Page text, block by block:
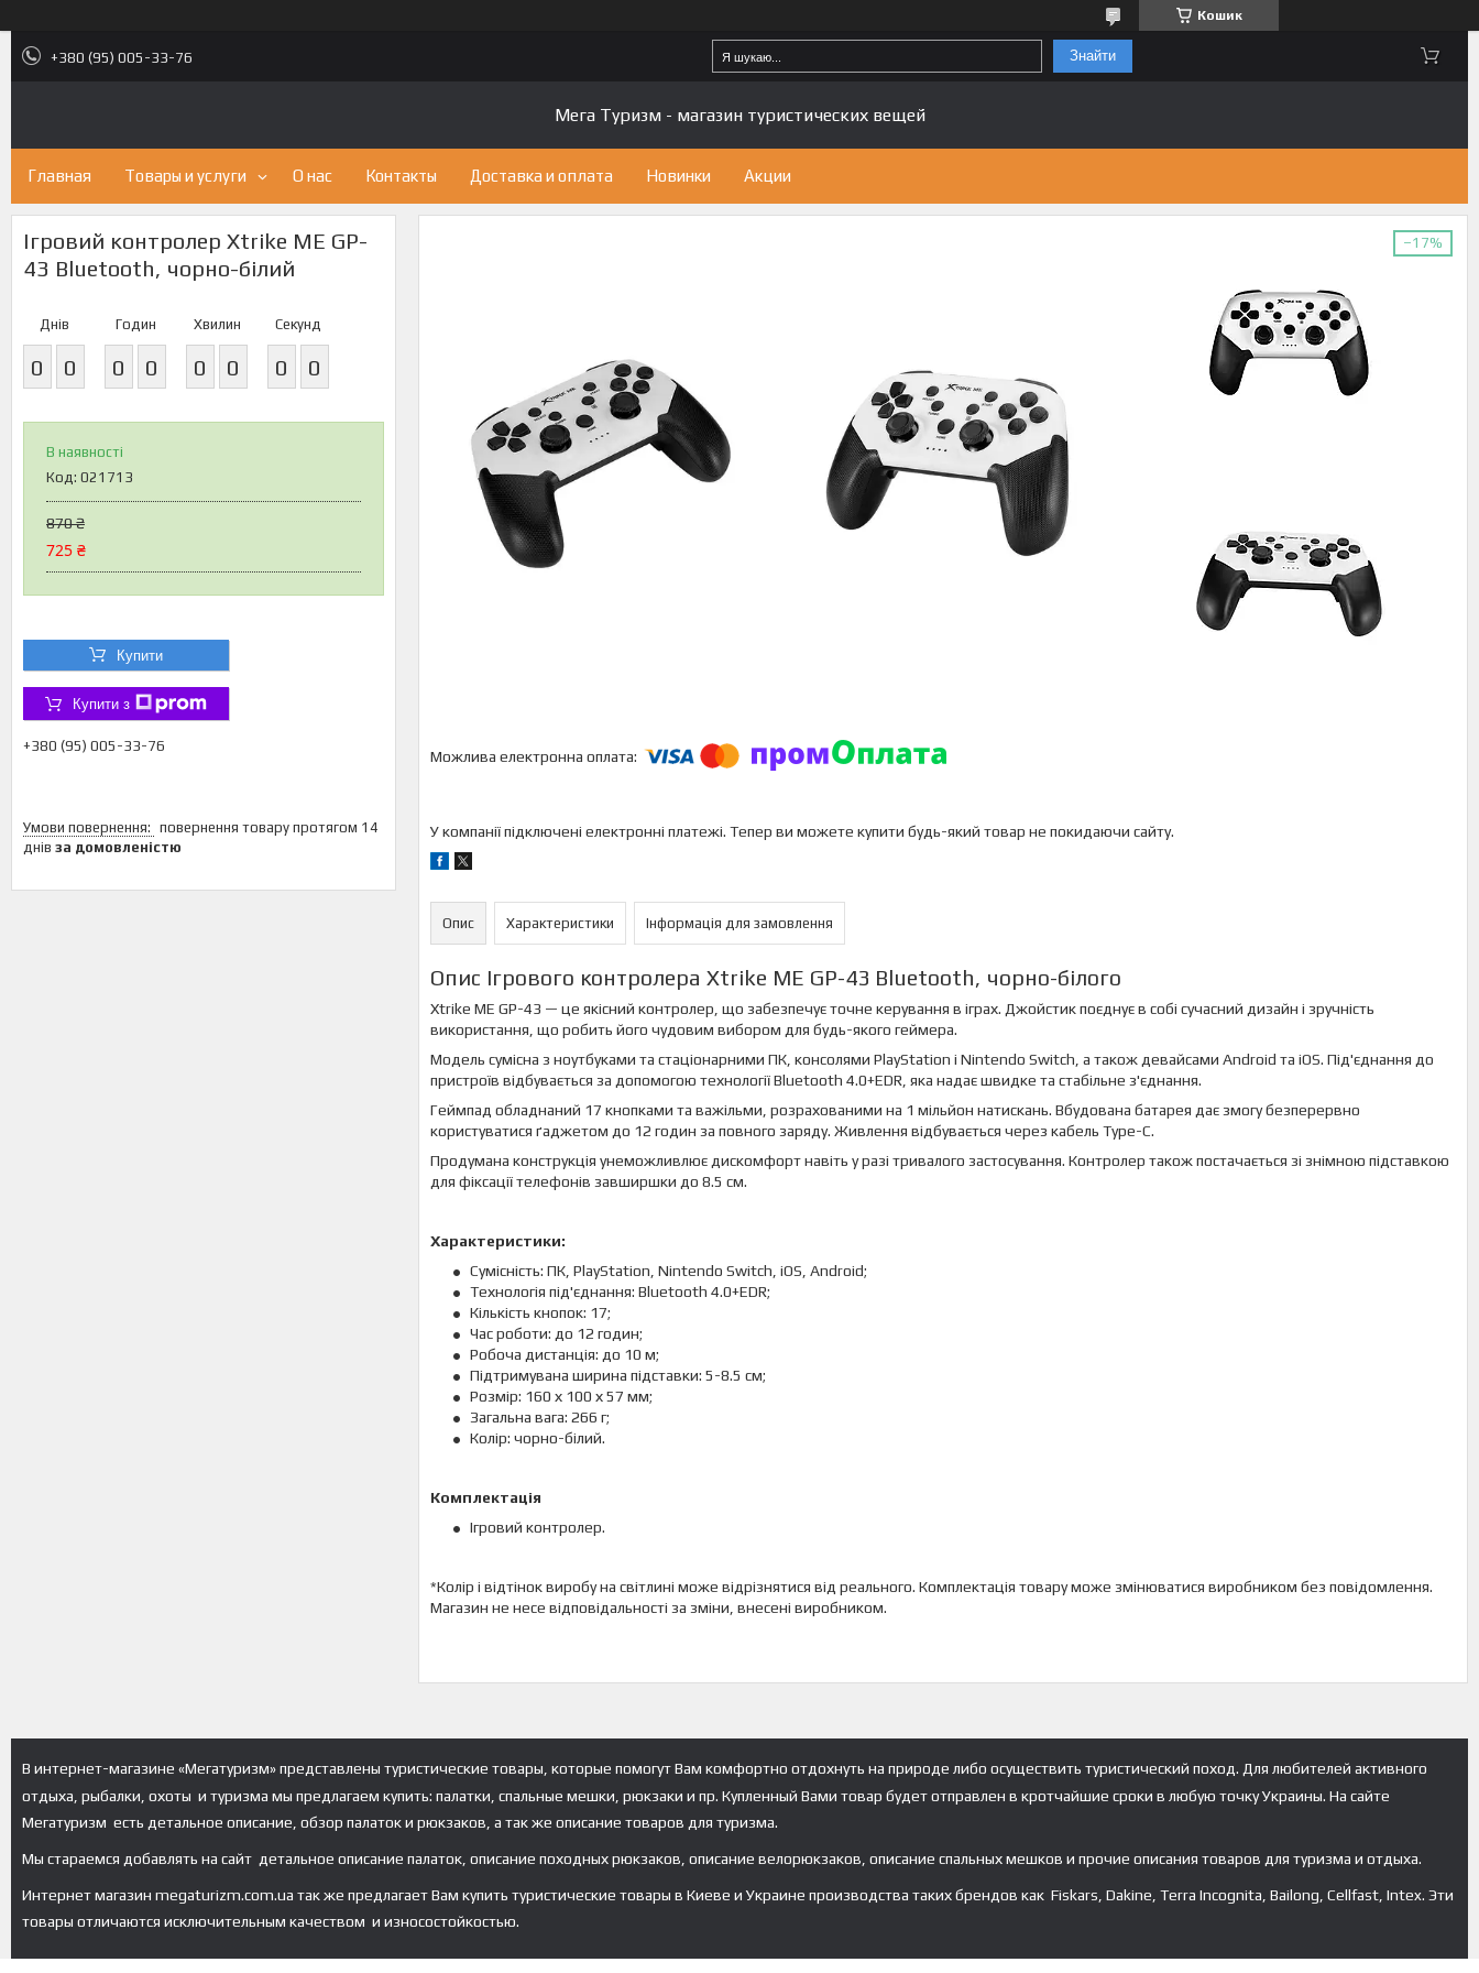
Кошик
+380 (95) 005-33-76 Знайти
Мега Туризм - магазин туристических вещей
Главная Товары и услуги О нас Контакты Доставка и оплата Новинки Акции
Ігровий контролер Xtrike ME GP-
43 Bluetooth, чорно-білий
Днів
0 0
Годин
0 0
Хвилин
0 0
Секунд
0 0
В наявності
Код: 021713
870 ₴
725 ₴
Купити
Купити з
+380 (95) 005-33-76
повернення товару протягом 14
днів за домовленістю
–17%
У компанії підключені електронні платежі. Тепер ви можете купити будь-який товар не покидаючи сайту.
Опис Характеристики Інформація для замовлення
Опис Ігрового контролера Xtrike ME GP-43 Bluetooth, чорно-білого
Xtrike ME GP-43 — це якісний контролер, що забезпечує точне керування в іграх. Джойстик поєднує в собі сучасний дизайн і зручність
використання, що робить його чудовим вибором для будь-якого геймера.
Модель сумісна з ноутбуками та стаціонарними ПК, консолями PlayStation і Nintendo Switch, а також девайсами Android та iOS. Під'єднання до
пристроїв відбувається за допомогою технології Bluetooth 4.0+EDR, яка надає швидке та стабільне з'єднання.
Геймпад обладнаний 17 кнопками та важільми, розрахованими на 1 мільйон натискань. Вбудована батарея дає змогу безперервно
користуватися ґаджетом до 12 годин за повного заряду. Живлення відбувається через кабель Type-C.
Продумана конструкція унеможливлює дискомфорт навіть у разі тривалого застосування. Контролер також постачається зі знімною підставкою
для фіксації телефонів завширшки до 8.5 см.
Характеристики:
Сумісність: ПК, PlayStation, Nintendo Switch, iOS, Android;
Технологія під'єднання: Bluetooth 4.0+EDR;
Кількість кнопок: 17;
Час роботи: до 12 годин;
Робоча дистанція: до 10 м;
Підтримувана ширина підставки: 5-8.5 см;
Розмір: 160 х 100 х 57 мм;
Загальна вага: 266 г;
Колір: чорно-білий.
Комплектація
Ігровий контролер.
*Колір і відтінок виробу на світлині може відрізнятися від реального. Комплектація товару може змінюватися виробником без повідомлення.
Магазин не несе відповідальності за зміни, внесені виробником.
В интернет-магазине «Мегатуризм» представлены туристические товары, которые помогут Вам комфортно отдохнуть на природе либо осуществить туристический поход. Для любителей активного
отдыха, рыбалки, охоты и туризма мы предлагаем купить: палатки, спальные мешки, рюкзаки и пр. Купленный Вами товар будет отправлен в кротчайшие сроки в любую точку Украины. На сайте
Мегатуризм есть детальное описание, обзор палаток и рюкзаков, а так же описание товаров для туризма.
Мы стараемся добавлять на сайт детальное описание палаток, описание походных рюкзаков, описание велорюкзаков, описание спальных мешков и прочие описания товаров для туризма и отдыха.
Интернет магазин megaturizm.com.ua так же предлагает Вам купить туристические товары в Киеве и Украине производства таких брендов как Fiskars, Dakine, Terra Incognita, Bailong, Cellfast, Intex. Эти
товары отличаются исключительным качеством и износостойкостью.